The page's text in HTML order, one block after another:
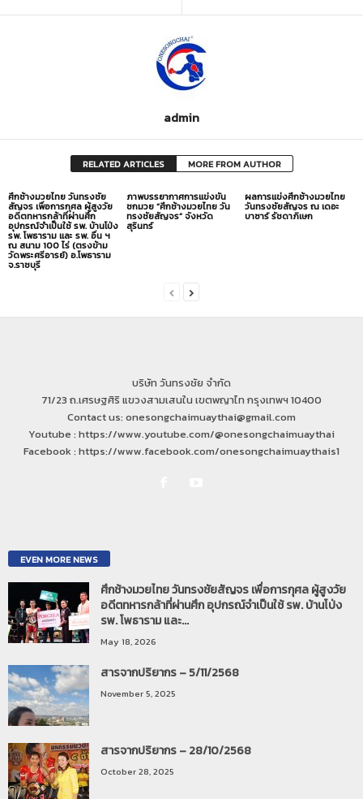
admin
RELATED ARTICLES MORE FROM AUTHOR
ศึกช้างมวยไทย วันทรงชัย
สัญจร เพื่อการกุศล ผู้สูงวัย
อดีตทหารกล้าที่ผ่านศึก
อุปกรณ์จำเป็นใช้ รพ. บ้านโป่ง
รพ. โพธาราม และ รพ. อื่น ฯ
ณ สนาม 100 ไร่ (ตรงข้าม
วัดพระศรีอารย์) อ.โพธาราม
จ.ราชบุรี
ภาพบรรยากาศการแข่งขัน
ชกมวย “ศึกช้างมวยไทย วัน
ทรงชัยสัญจร” จังหวัด
สุรินทร์
ผลการแข่งศึกช้างมวยไทย
วันทรงชัยสัญจร ณ เดอะ
บาซาร์ รัชดาภิเษก
บริษัท วันทรงชัย จำกัด
71/23 ถ.เศรษฐศิริ แขวงสามเสนใน เขตพญาไท กรุงเทพฯ 10400
Contact us: onesongchaimuaythai@gmail.com
Youtube : https://www.youtube.com/@onesongchaimuaythai
Facebook : https://www.facebook.com/onesongchaimuaythais1
EVEN MORE NEWS
ศึกช้างมวยไทย วันทรงชัยสัญจร เพื่อการกุศล ผู้สูงวัย
อดีตทหารกล้าที่ผ่านศึก อุปกรณ์จำเป็นใช้ รพ. บ้านโป่ง
รพ. โพธาราม และ...
May 18, 2026
สารจากปริยากร – 5/11/2568
November 5, 2025
สารจากปริยากร – 28/10/2568
October 28, 2025